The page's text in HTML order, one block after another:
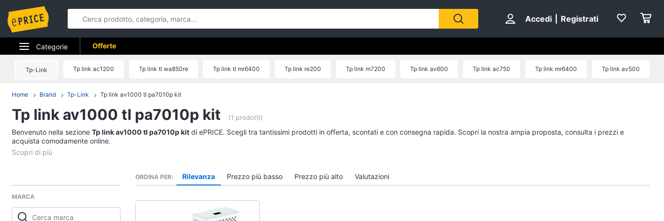
Accedi Registrati
Categorie
Elettrodomestici
Telefonia
Tv e Home Cinema
Smart home
Offerte
Tp-Link Tp link ac1200 Tp link tl wa850re Tp link tl mr6400 Tp link re200 Tp link m7200 Tp link av600 Tp link ac750 Tp link mr6400 Tp link av500
Home Brand Tp-Link Tp link av1000 tl pa7010p kit
Tp link av1000 tl pa7010p kit (1 prodotti)
Benvenuto nella sezione Tp link av1000 tl pa7010p kit di ePRICE. Scegli tra tantissimi prodotti in offerta, scontati e con consegna rapida. Scopri la nostra ampia proposta, consulta i prezzi e
acquista comodamente online.
MARCA
ORDINA PER Rilevanza Prezzo più basso Prezzo più alto Valutazioni